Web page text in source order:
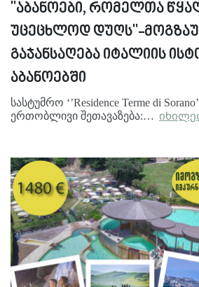
''აბანოები, რომელთა
უცეცხლოდ დუღს''-
გაჯანსაღება იტალიის
აბანოებში
სასტუმრო ‘’Residence Terme di
ერთობლივი შეთავაზება:…